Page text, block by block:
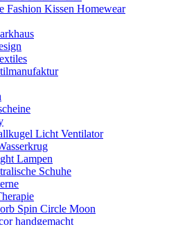
Fashion Kissen Homewear
Licht Ventilator
Lampen
Schuhe
Spin Circle Moon
handgemacht